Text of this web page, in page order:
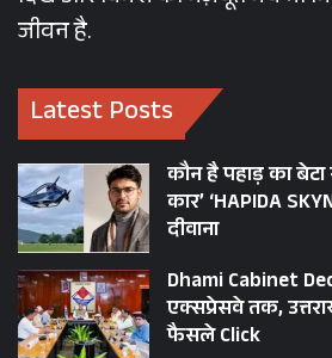
राज्यों के भीतर होता है। रिमोट
CEC RAJIV
ELECTION
REMOTE VOTING
जीवन है.
Latest Posts
कौन है पहाड़ का बेटा
कार’ ‘HAPIDA
दीवाना
Dhami Cabinet
एक्सप्रेसवे तक,
फैसले Click